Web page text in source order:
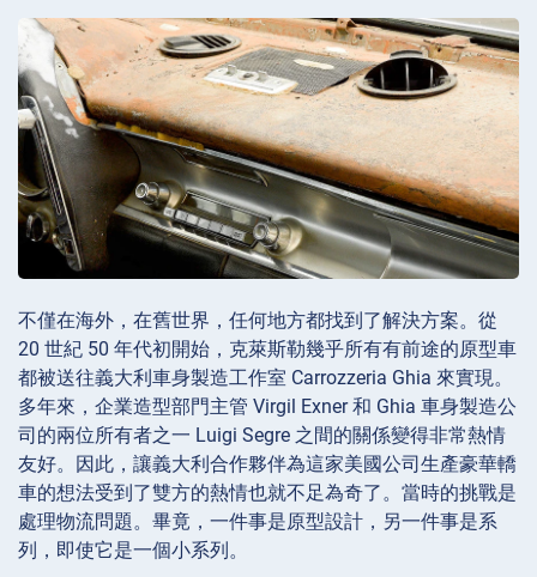
不僅在海外，在舊世界，任何地方都找到了解決方案。從
20 世紀 50 年代初開始，克萊斯勒幾乎所有有前途的原型車
都被送往義大利車身製造工作室 Carrozzeria Ghia 來實現。
多年來，企業造型部門主管 Virgil Exner 和 Ghia 車身製造公
司的兩位所有者之一 Luigi Segre 之間的關係變得非常熱情
友好。因此，讓義大利合作夥伴為這家美國公司生產豪華轎
車的想法受到了雙方的熱情也就不足為奇了。當時的挑戰是
處理物流問題。畢竟，一件事是原型設計，另一件事是系
列，即使它是一個小系列。